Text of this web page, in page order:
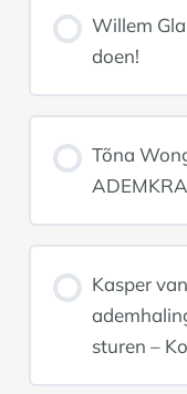
Willem
doen!
Tõna
Kasper
sturen –